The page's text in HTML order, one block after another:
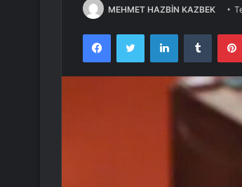
MEHMET HAZBİN KAZBEK
FacebookTwitter LinkedInTumblr